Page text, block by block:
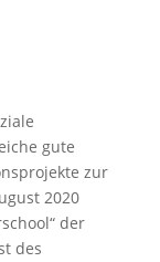
gute
zur
2020
der
des